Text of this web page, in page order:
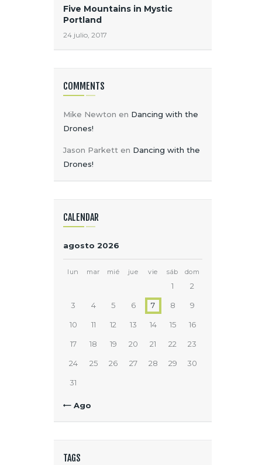
Five Mountains in Mystic
Portland
24 julio, 2017
COMMENTS
Mike Newton en Dancing with the
Drones!
Jason Parketten Dancing with the
Drones!
CALENDAR
agosto 2026
lun mar mié jue vie sáb dom
1 2
3 4 5 6 7 8 9
10 11 12 13 14 15 16
17 18 19 20 21 22 23
24 25 26 27 28 29 30
31
« Ago
TAGS